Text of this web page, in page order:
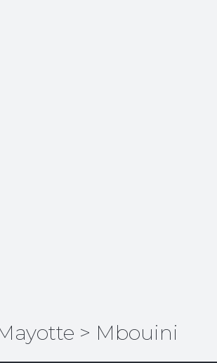
> Mbouini